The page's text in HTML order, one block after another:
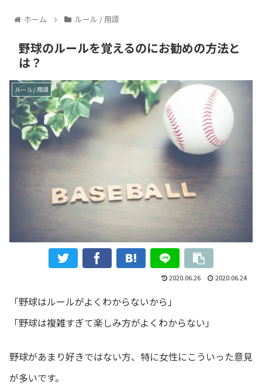
ホーム ルール / 用語
野球のルールを覚えるのにお勧めの方法と
は？
ルール / 用語
2020.06.26 2020.06.24
「野球はルールがよくわからないから」
「野球は複雑すぎて楽しみ方がよくわからない」
野球があまり好きではない方、特に女性にこういった意見
が多いです。